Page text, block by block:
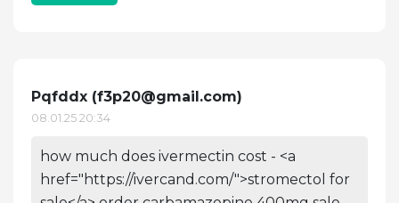
Pqfddx (f3p20@gmail.com)
08.01.25 20:34
how much does ivermectin cost - <a
href="https://ivercand.com/">stromectol for